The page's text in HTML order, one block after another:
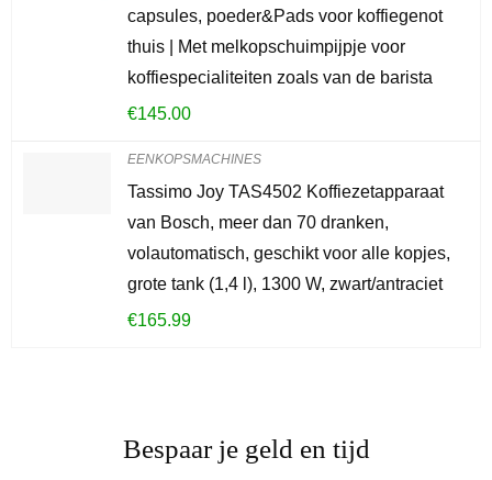
capsules, poeder&Pads voor koffiegenot
thuis | Met melkopschuimpijpje voor
koffiespecialiteiten zoals van de barista
€145.00
EENKOPSMACHINES
Tassimo Joy TAS4502 Koffiezetapparaat
van Bosch, meer dan 70 dranken,
volautomatisch, geschikt voor alle kopjes,
grote tank (1,4 l), 1300 W, zwart/antraciet
€165.99
Bespaar je geld en tijd